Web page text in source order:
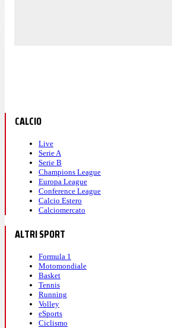
CALCIO
Live
Serie A
Serie B
Champions League
Europa League
Conference League
Calcio Estero
Calciomercato
ALTRI SPORT
Formula 1
Motomondiale
Basket
Tennis
Running
Volley
eSports
Ciclismo